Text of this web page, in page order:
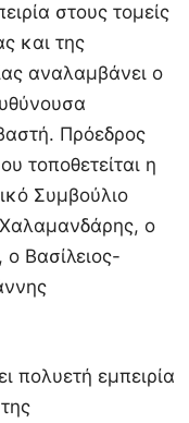
στους τομείς
και της
αναλαμβάνει ο
Πρόεδρος
τοποθετείται η
Συμβούλιο
Χαλαμανδάρης, ο
Βασίλειος-
πολυετή εμπειρία